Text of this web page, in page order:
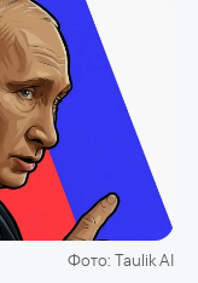
Фото: Taulik AI